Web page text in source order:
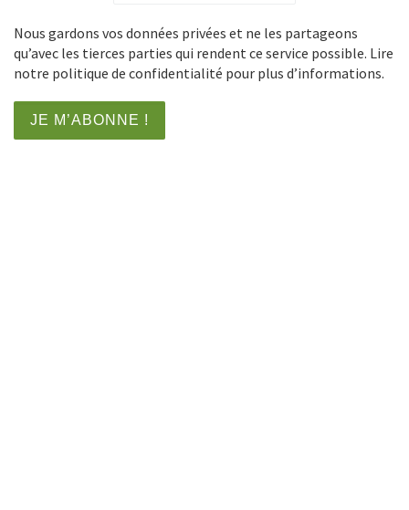
Nous gardons vos données privées et ne les partageons
qu’avec les tierces parties qui rendent ce service possible. Lire
notre politique de confidentialité pour plus d’informations.